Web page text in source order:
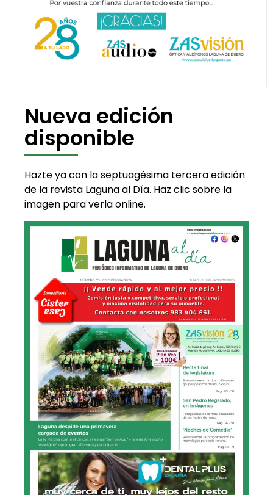
Nueva edición
disponible
Hazte ya con la septuagésima tercera edición
de la revista Laguna al Día. Haz clic sobre la
imagen para verla online.